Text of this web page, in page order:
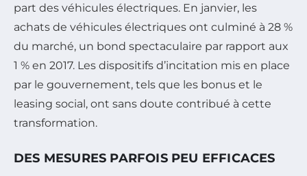
part des véhicules électriques. En janvier, les
achats de véhicules électriques ont culminé à 28 %
du marché, un bond spectaculaire par rapport aux
1 % en 2017. Les dispositifs d’incitation mis en place
par le gouvernement, tels que les bonus et le
leasing social, ont sans doute contribué à cette
transformation.
DES MESURES PARFOIS PEU EFFICACES